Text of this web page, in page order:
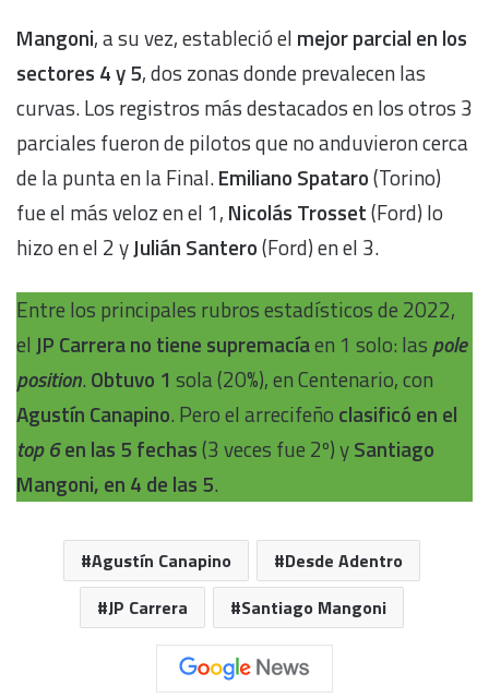
Mangoni, a su vez, estableció el mejor parcial en los
sectores 4 y 5, dos zonas donde prevalecen las
curvas. Los registros más destacados en los otros 3
parciales fueron de pilotos que no anduvieron cerca
de la punta en la Final.Emiliano Spataro(Torino)
fue el más veloz en el 1, Nicolás Trosset(Ford) lo
hizo en el 2 yJulián Santero(Ford) en el 3.
Entre los principales rubros estadísticos de 2022,
el JP Carrera no tiene supremacíaen 1 solo: las pole
position. Obtuvo 1 sola (20%), en Centenario, con
Agustín Canapino. Pero el arrecifeño clasificó en el
top 6en las 5 fechas(3 veces fue 2º) ySantiago
Mangoni, en 4 de las 5.
Agustín Canapino
Desde Adentro
JP Carrera
Santiago Mangoni